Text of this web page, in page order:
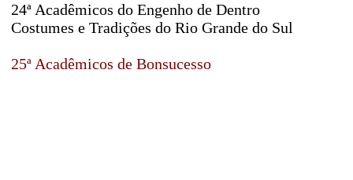
24ª Acadêmicos do Engenho de Dentro
Costumes e Tradições do Rio Grande do Sul
25ª Acadêmicos de Bonsucesso